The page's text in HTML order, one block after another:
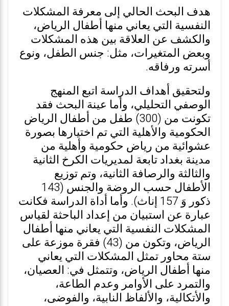
هدف البحث الحالي إلى معرفة المشكلات
النفسية التي يعاني منها أطفال الرياض،
والكشف عن العلاقة بين هذه المشكلات
وبعض المتغيرات، مثل: جنس الطفل، ونوع
أسرته ورفاقه.
ولتحقيق أهداف الدراسة اتبع المنهج
الوصفي التحليلي، وأما عينة البحث فقد
تكونت من (300) طفل من أطفال الرياض
الحكومية والأهلية التي تم اختيارها بصورة
عشوائية من رياض حكومية وأهلية من
مدينة بغداد تابعة لمديريات الكرخ الثانية
والثالثة والرصافة الثانية، وتم توزيع
الأطفال حسب الروضة والجنس (143
ذكور وَ 157 إناث). وأما أداة الدراسة فكانت
عبارة عن استبيان من إعداد الباحثة لقياس
المشكلات النفسية التي يعاني منها أطفال
الرياض، وتكون من (43) فقرة موزعة على
ستة محاور تمثل المشكلات التي يعاني
منها أطفال الرياض، وتتمثل في: العصيان،
والتمرد على الأوامر وعدم الطاعة،
والأتكالية، والألفاظ النابية، والفوضى،